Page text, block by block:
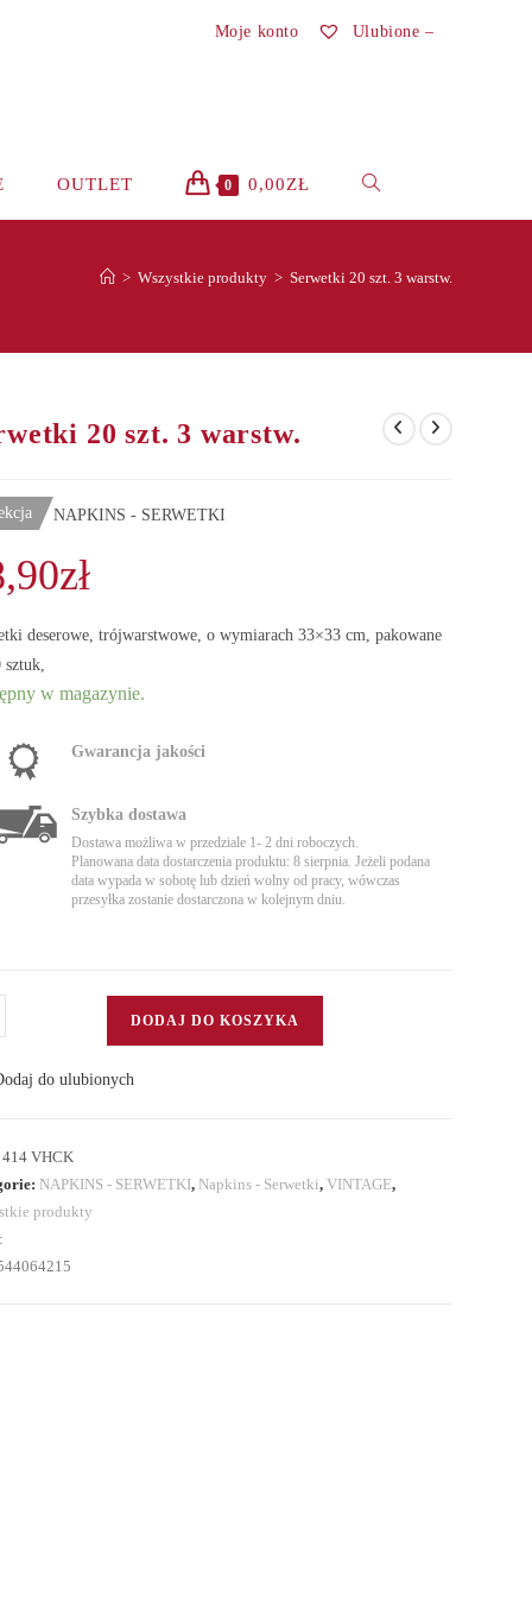
Moje konto Ulubione –
OUTLET 0 0,00ZŁ TOGGLE
> Wszystkie produkty > Serwetki 20 szt. 3 warstw.
20 szt. 3 warstw.
NAPKINS - SERWETKI
zł
deserowe, trójwarstwowe, o wymiarach 33×33 cm, pakowane
sztuk,
w magazynie.
Gwarancja jakości
Szybka dostawa
Dostawa możliwa w przedziale 1- 2 dni roboczych.
Planowana data dostarczenia produktu: 8 sierpnia. Jeżeli podana
data wypada w sobotę lub dzień wolny od pracy, wówczas
przesyłka zostanie dostarczona w kolejnym dniu.
DODAJ DO KOSZYKA
do ulubionych
414 VHCK
NAPKINS - SERWETKI, Napkins - Serwetki, VINTAGE,
produkty